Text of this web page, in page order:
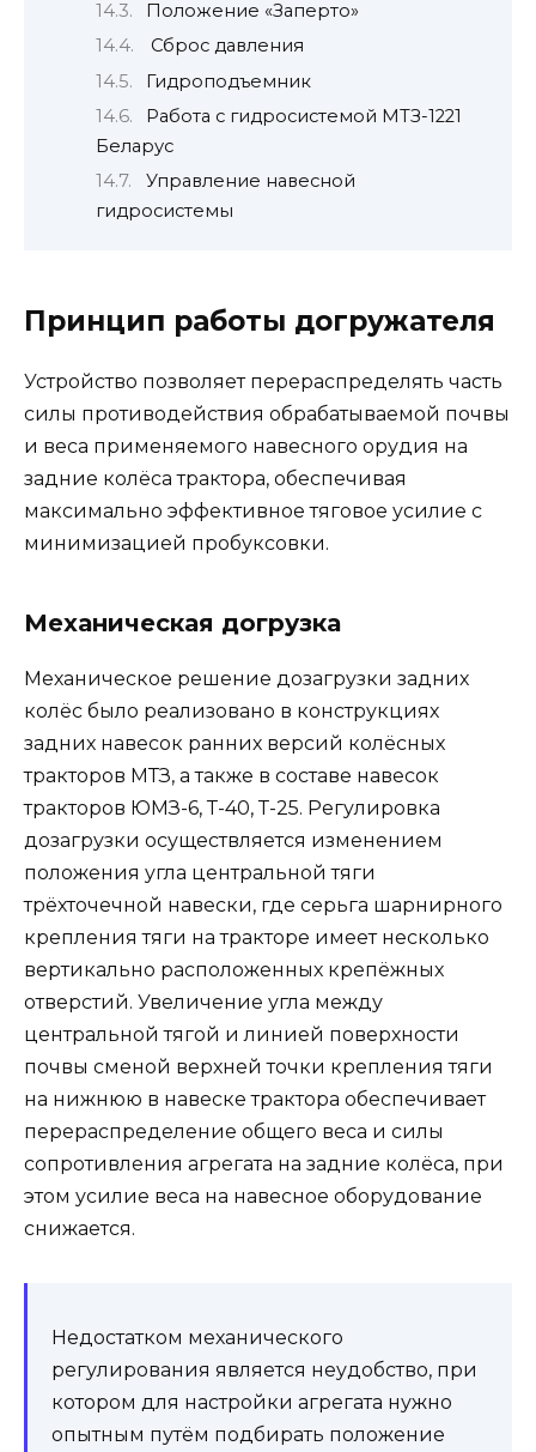
Положение «Заперто»
Сброс давления
Гидроподъемник
Работа с гидросистемой МТЗ-1221
Беларус
Управление навесной
гидросистемы
Принцип работы догружателя
Устройство позволяет перераспределять часть
силы противодействия обрабатываемой почвы
и веса применяемого навесного орудия на
задние колёса трактора, обеспечивая
максимально эффективное тяговое усилие с
минимизацией пробуксовки.
Механическая догрузка
Механическое решение дозагрузки задних
колёс было реализовано в конструкциях
задних навесок ранних версий колёсных
тракторов МТЗ, а также в составе навесок
тракторов ЮМЗ-6, Т-40, Т-25. Регулировка
дозагрузки осуществляется изменением
положения угла центральной тяги
трёхточечной навески, где серьга шарнирного
крепления тяги на тракторе имеет несколько
вертикально расположенных крепёжных
отверстий. Увеличение угла между
центральной тягой и линией поверхности
почвы сменой верхней точки крепления тяги
на нижнюю в навеске трактора обеспечивает
перераспределение общего веса и силы
сопротивления агрегата на задние колёса, при
этом усилие веса на навесное оборудование
снижается.
Недостатком механического
регулирования является неудобство, при
котором для настройки агрегата нужно
опытным путём подбирать положение